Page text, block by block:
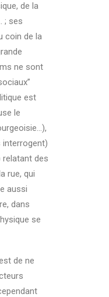
de la
; ses
coin de la
ne sont
est
le
interrogent)
relatant des
rue, qui
aussi
dans
se
de ne